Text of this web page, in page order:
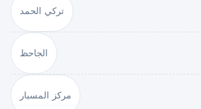
تركي الحمد
الجاحظ
مركز المسبار